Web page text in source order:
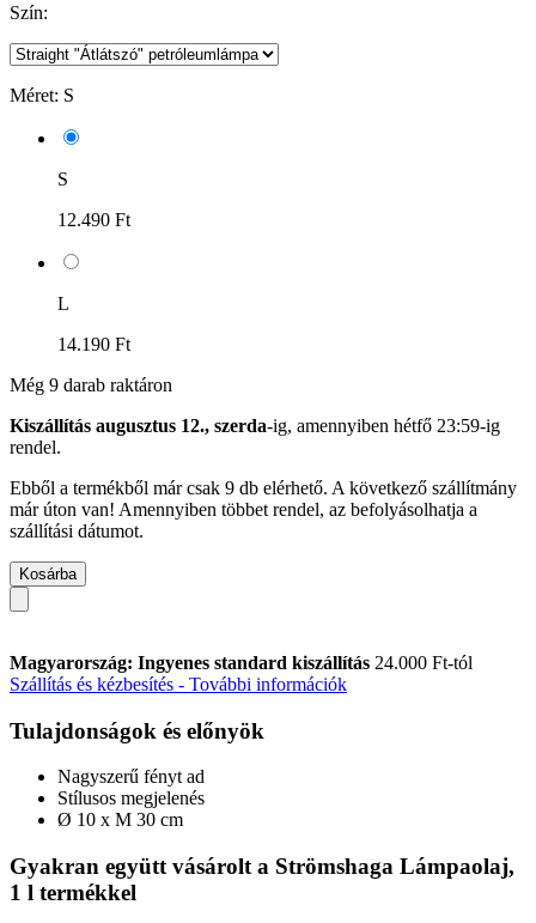
Szín:
Méret: S
S
12.490 Ft
L
14.190 Ft
Még 9 darab raktáron
Kiszállítás augusztus 12., szerda-ig, amennyiben hétfő 23:59-ig
rendel.
Ebből a termékből már csak 9 db elérhető. A következő szállítmány
már úton van! Amennyiben többet rendel, az befolyásolhatja a
szállítási dátumot.
Kosárba
Magyarország: Ingyenes standard kiszállítás 24.000 Ft-tól
Szállítás és kézbesítés - További információk
Tulajdonságok és előnyök
Nagyszerű fényt ad
Stílusos megjelenés
Ø 10 x M 30 cm
Gyakran együtt vásárolt a Strömshaga Lámpaolaj,
1 l termékkel